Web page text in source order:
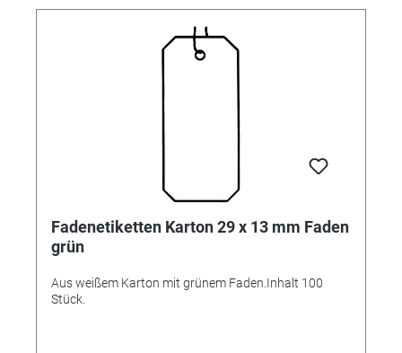
Fadenetiketten Karton 29 x 13 mm Faden
grün
Aus weißem Karton mit grünem Faden.Inhalt 100
Stück.